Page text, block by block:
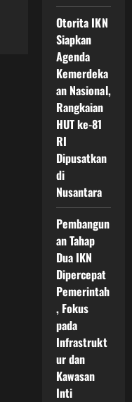
Otorita IKN
Siapkan
Agenda
Kemerdeka
an Nasional,
Rangkaian
HUT ke-81
RI
Dipusatkan
di
Nusantara
Pembangun
an Tahap
Dua IKN
Dipercepat
Pemerintah
, Fokus
pada
Infrastrukt
ur dan
Kawasan
Inti